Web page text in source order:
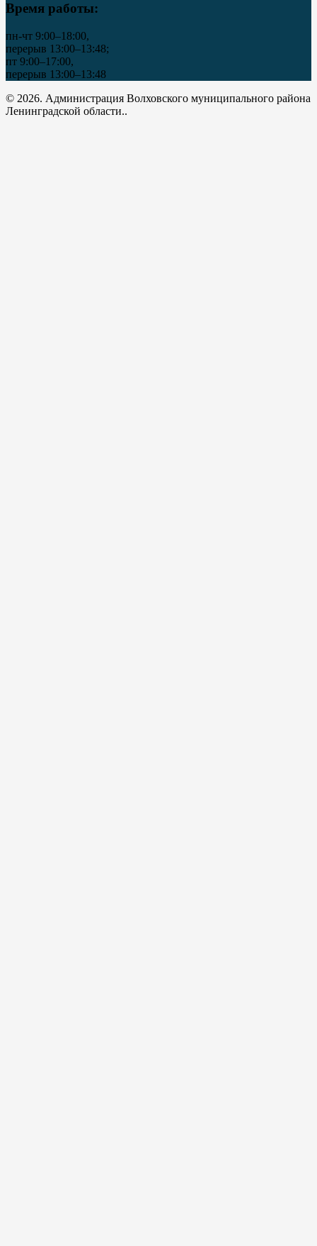
Время работы:
пн-чт 9:00–18:00,
перерыв 13:00–13:48;
пт 9:00–17:00,
перерыв 13:00–13:48
© 2026. Администрация Волховского муниципального района
Ленинградской области..